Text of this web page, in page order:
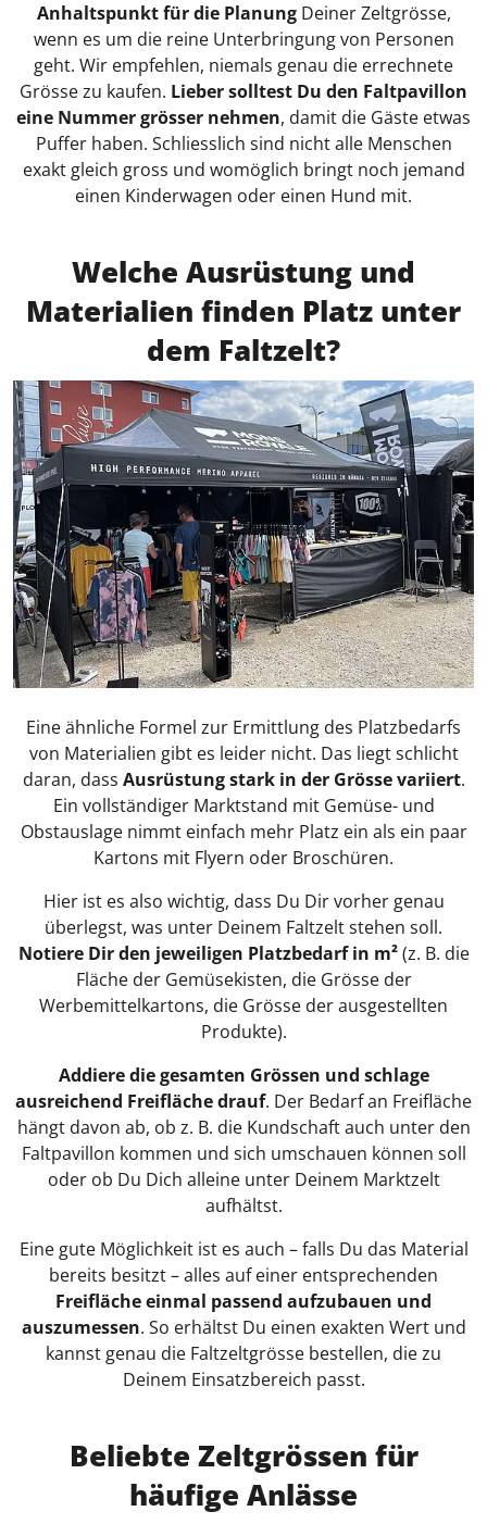
Anhaltspunkt für die PlanungDeiner Zeltgrösse,
wenn es um die reine Unterbringung von Personen
geht. Wir empfehlen, niemals genau die errechnete
Grösse zu kaufen. Lieber solltest Du den Faltpavillon
eine Nummer grösser nehmen, damit die Gäste etwas
Puffer haben. Schliesslich sind nicht alle Menschen
exakt gleich gross und womöglich bringt noch jemand
einen Kinderwagen oder einen Hund mit.
Welche Ausrüstung und
Materialien finden Platz unter
dem Faltzelt?
Eine ähnliche Formel zur Ermittlung des Platzbedarfs
von Materialien gibt es leider nicht. Das liegt schlicht
daran, dass Ausrüstung stark in der Grösse variiert.
Ein vollständiger Marktstand mit Gemüse- und
Obstauslage nimmt einfach mehr Platz ein als ein paar
Kartons mit Flyern oder Broschüren.
Hier ist es also wichtig, dass Du Dir vorher genau
überlegst, was unter Deinem Faltzelt stehen soll.
Notiere Dir den jeweiligen Platzbedarf in m²(z. B. die
Fläche der Gemüsekisten, die Grösse der
Werbemittelkartons, die Grösse der ausgestellten
Produkte).
Addiere die gesamten Grössen und schlage
ausreichend Freifläche drauf. Der Bedarf an Freifläche
hängt davon ab, ob z. B. die Kundschaft auch unter den
Faltpavillon kommen und sich umschauen können soll
oder ob Du Dich alleine unter Deinem Marktzelt
aufhältst.
Eine gute Möglichkeit ist es auch – falls Du das Material
bereits besitzt – alles auf einer entsprechenden
Freifläche einmal passend aufzubauen und
auszumessen. So erhältst Du einen exakten Wert und
kannst genau die Faltzeltgrösse bestellen, die zu
Deinem Einsatzbereich passt.
Beliebte Zeltgrössen für
häufige Anlässe